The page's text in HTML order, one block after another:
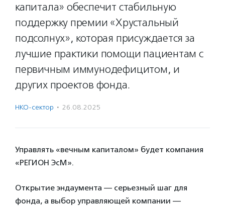
капитала» обеспечит стабильную
поддержку премии «Хрустальный
подсолнух», которая присуждается за
лучшие практики помощи пациентам с
первичным иммунодефицитом, и
других проектов фонда.
НКО-сектор · 26.08.2025
Управлять «вечным капиталом» будет компания
«РЕГИОН ЭсМ».
Открытие эндаумента — серьезный шаг для
фонда, а выбор управляющей компании —